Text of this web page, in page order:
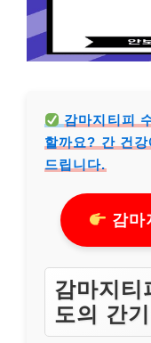
감마지티피
할까요? 간 건
드립니다.
감마
감마지
도의 간